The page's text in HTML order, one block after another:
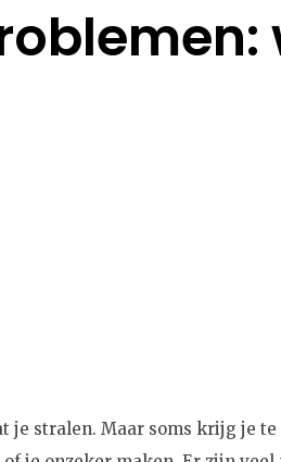
je stralen. Maar soms krijg je